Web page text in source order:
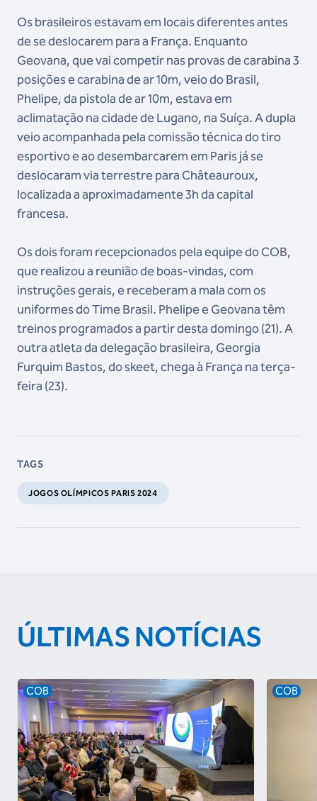
Os brasileiros estavam em locais diferentes antes
de se deslocarem para a França. Enquanto
Geovana, que vai competir nas provas de carabina 3
posições e carabina de ar 10m, veio do Brasil,
Phelipe, da pistola de ar 10m, estava em
aclimatação na cidade de Lugano, na Suíça. A dupla
veio acompanhada pela comissão técnica do tiro
esportivo e ao desembarcarem em Paris já se
deslocaram via terrestre para Châteauroux,
localizada a aproximadamente 3h da capital
francesa.
Os dois foram recepcionados pela equipe do COB,
que realizou a reunião de boas-vindas, com
instruções gerais, e receberam a mala com os
uniformes do Time Brasil. Phelipe e Geovana têm
treinos programados a partir desta domingo (21). A
outra atleta da delegação brasileira, Georgia
Furquim Bastos, do skeet, chega à França na terça-
feira (23).
TAGS
JOGOS OLÍMPICOS PARIS 2024
ÚLTIMAS NOTÍCIAS
COB COB